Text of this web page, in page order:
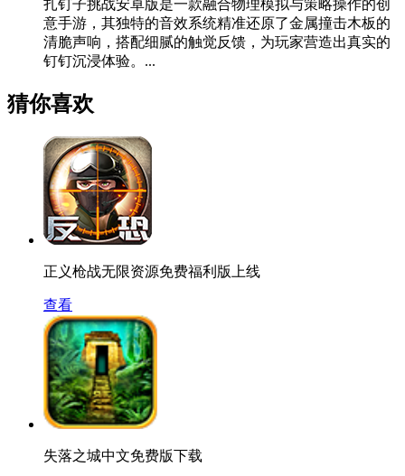
扎钉子挑战安卓版是一款融合物理模拟与策略操作的创
意手游，其独特的音效系统精准还原了金属撞击木板的
清脆声响，搭配细腻的触觉反馈，为玩家营造出真实的
钉钉沉浸体验。...
猜你喜欢
正义枪战无限资源免费福利版上线
查看
失落之城中文免费版下载